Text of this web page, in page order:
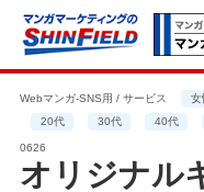
Webマンガ-SNS用 / サービス 女
20代
30代 40代
0626
オリジナル